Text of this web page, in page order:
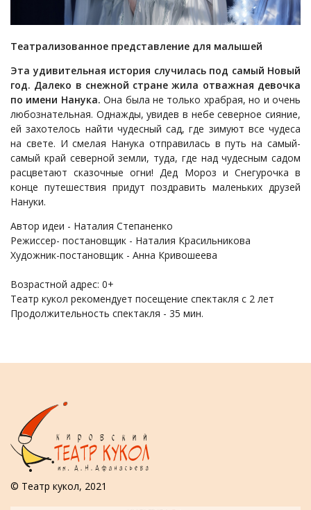
Театрализованное представление для малышей
Эта удивительная история случилась под самый Новый
год. Далеко в снежной стране жила отважная девочка
по имени Нанука. Она была не только храбрая, но и очень
любознательная. Однажды, увидев в небе северное сияние,
ей захотелось найти чудесный сад, где зимуют все чудеса
на свете. И смелая Нанука отправилась в путь на самый-
самый край северной земли, туда, где над чудесным садом
расцветают сказочные огни! Дед Мороз и Снегурочка в
конце путешествия придут поздравить маленьких друзей
Нануки.
Автор идеи - Наталия Степаненко
Режиссер- постановщик - Наталия Красильникова
Художник-постановщик - Анна Кривошеева
Возрастной адрес: 0+
Театр кукол рекомендует посещение спектакля с 2 лет
Продолжительность спектакля - 35 мин.
© Театр кукол, 2021